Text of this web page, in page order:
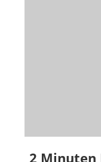
2 Minuten